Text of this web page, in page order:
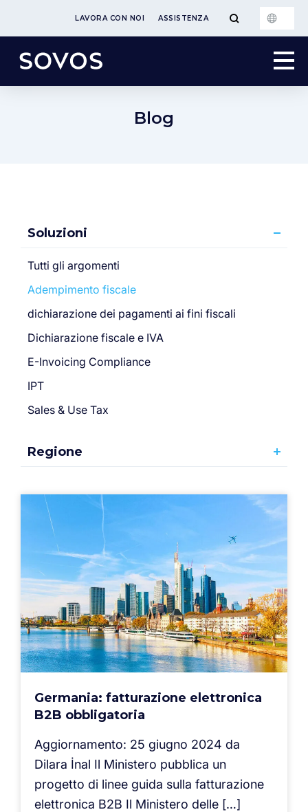
LAVORA CON NOI ASSISTENZA
Blog
Soluzioni
Tutti gli argomenti
Adempimento fiscale
dichiarazione dei pagamenti ai fini fiscali
Dichiarazione fiscale e IVA
E-Invoicing Compliance
IPT
Sales & Use Tax
Regione
Germania: fatturazione elettronica
B2B obbligatoria
Aggiornamento: 25 giugno 2024 da
Dilara İnal Il Ministero pubblica un
progetto di linee guida sulla fatturazione
elettronica B2B Il Ministero delle […]